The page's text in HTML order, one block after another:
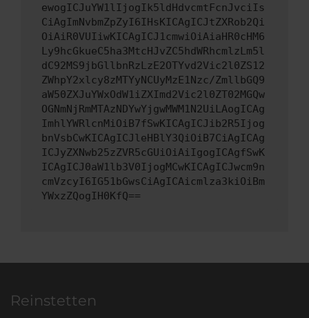
ewogICJuYW1lIjogIk5ldHdvcmtFcnJvciIs
CiAgImNvbmZpZyI6IHsKICAgICJtZXRob2Qi
OiAiR0VUIiwKICAgICJ1cmwiOiAiaHR0cHM6
Ly9hcGkueC5ha3MtcHJvZC5hdWRhcmlzLm5l
dC92MS9jbGllbnRzLzE2OTYvd2Vic2l0ZS12
ZWhpY2xlcy8zMTYyNCUyMzE1Nzc/ZmllbGQ9
aW50ZXJuYWxOdW1iZXImd2Vic2l0ZT02MGQw
OGNmNjRmMTAzNDYwYjgwMWM1N2UiLAogICAg
ImhlYWRlcnMiOiB7fSwKICAgICJib2R5Ijog
bnVsbCwKICAgICJleHBlY3QiOiB7CiAgICAg
ICJyZXNwb25zZVR5cGUiOiAiIgogICAgfSwK
ICAgICJ0aW1lb3V0IjogMCwKICAgICJwcm9n
cmVzcyI6IG51bGwsCiAgICAicmlza3kiOiBm
YWxzZQogIH0KfQ==
Reinstetten